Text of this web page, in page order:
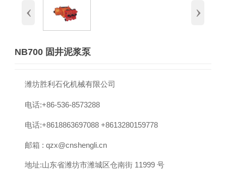
‹ ›
NB700 固井泥浆泵
潍坊胜利石化机械有限公司
电话:+86-536-8573288
电话:+8618863697088 +8613280159778
邮箱 : qzx@cnshengli.cn
地址:山东省潍坊市潍城区仓南街 11999 号